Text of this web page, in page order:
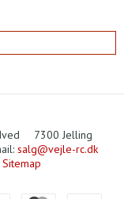
7300 Jelling
: salg@vejle-rc.dk
Sitemap